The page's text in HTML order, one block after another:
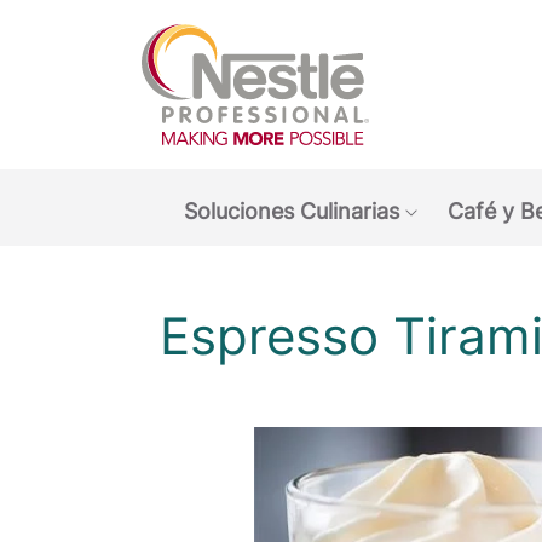
Soluciones Culinarias
Show
Café y
Espresso